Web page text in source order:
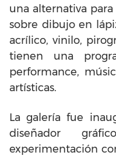
una alternativa
sobre dibujo en
acrílico, vinilo,
tienen una
performance,
artísticas.
La galería fue
diseñador
experimentación